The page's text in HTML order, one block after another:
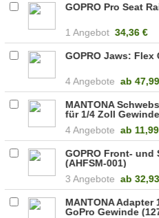
GOPRO Pro Seat
1 Angebot 34,36 €
GOPRO Jaws: Flex
4 Angebote ab
MANTONA
für 1/4 Zoll
4 Angebote ab
GOPRO Front- und
(AHFSM-001)
3 Angebote ab
MANTONA
GoPro Gewinde